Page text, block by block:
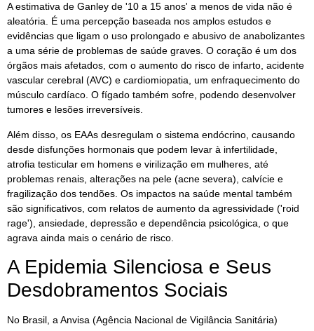
A estimativa de Ganley de '10 a 15 anos' a menos de vida não é
aleatória. É uma percepção baseada nos amplos estudos e
evidências que ligam o uso prolongado e abusivo de anabolizantes
a uma série de problemas de saúde graves. O coração é um dos
órgãos mais afetados, com o aumento do risco de infarto, acidente
vascular cerebral (AVC) e cardiomiopatia, um enfraquecimento do
músculo cardíaco. O fígado também sofre, podendo desenvolver
tumores e lesões irreversíveis.
Além disso, os EAAs desregulam o sistema endócrino, causando
desde disfunções hormonais que podem levar à infertilidade,
atrofia testicular em homens e virilização em mulheres, até
problemas renais, alterações na pele (acne severa), calvície e
fragilização dos tendões. Os impactos na saúde mental também
são significativos, com relatos de aumento da agressividade ('roid
rage'), ansiedade, depressão e dependência psicológica, o que
agrava ainda mais o cenário de risco.
A Epidemia Silenciosa e Seus
Desdobramentos Sociais
No Brasil, a Anvisa (Agência Nacional de Vigilância Sanitária)